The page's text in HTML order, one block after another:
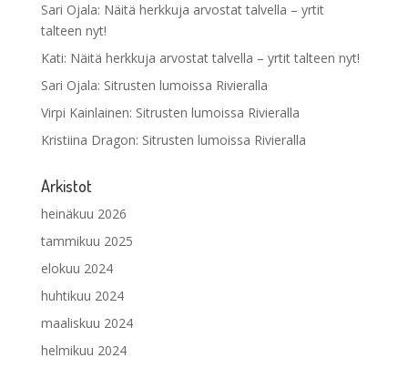
Sari Ojala: Näitä herkkuja arvostat talvella – yrtit
talteen nyt!
Kati: Näitä herkkuja arvostat talvella – yrtit talteen nyt!
Sari Ojala: Sitrusten lumoissa Rivieralla
Virpi Kainlainen: Sitrusten lumoissa Rivieralla
Kristiina Dragon: Sitrusten lumoissa Rivieralla
Arkistot
heinäkuu 2026
tammikuu 2025
elokuu 2024
huhtikuu 2024
maaliskuu 2024
helmikuu 2024